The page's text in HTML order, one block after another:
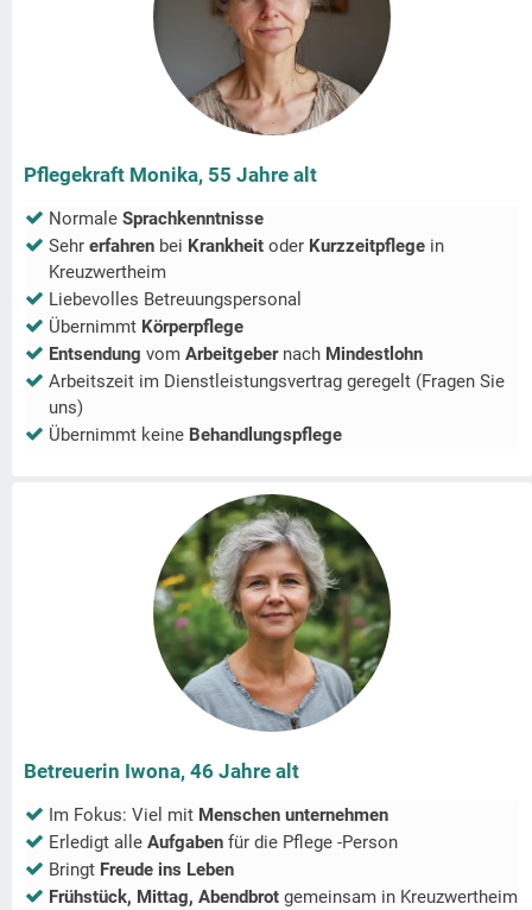
Pflegekraft Monika, 55 Jahre alt
Normale Sprachkenntnisse
Sehr erfahren bei Krankheit oder Kurzzeitpflege in
Kreuzwertheim
Liebevolles Betreuungspersonal
Übernimmt Körperpflege
Entsendung vom Arbeitgeber nach Mindestlohn
Arbeitszeit im Dienstleistungsvertrag geregelt (Fragen Sie
uns)
Übernimmt keine Behandlungspflege
Betreuerin Iwona, 46 Jahre alt
Im Fokus: Viel mit Menschen unternehmen
Erledigt alle Aufgaben für die Pflege -Person
Bringt Freude ins Leben
Frühstück, Mittag, Abendbrot gemeinsam in Kreuzwertheim